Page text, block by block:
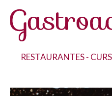
RESTAURANTES-